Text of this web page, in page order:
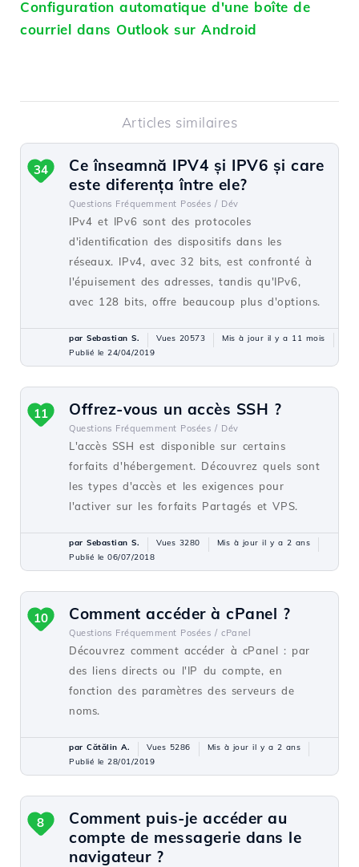
Configuration automatique d'une boîte de
courriel dans Outlook sur Android
Articles similaires
Ce înseamnă IPV4 și IPV6 și care
este diferența între ele?
Questions Fréquemment Posées / Dév
IPv4 et IPv6 sont des protocoles
d'identification des dispositifs dans les
réseaux. IPv4, avec 32 bits, est confronté à
l'épuisement des adresses, tandis qu'IPv6,
avec 128 bits, offre beaucoup plus d'options.
34
par Sebastian S. Vues 20573
Mis à jour il y a 11 mois
Publié le 24/04/2019
Offrez-vous un accès SSH ?
Questions Fréquemment Posées / Dév
L'accès SSH est disponible sur certains
forfaits d'hébergement. Découvrez quels sont
les types d'accès et les exigences pour
l'activer sur les forfaits Partagés et VPS.
11
par Sebastian S. Vues 3280
Mis à jour il y a 2 ans
Publié le 06/07/2018
Comment accéder à cPanel ?
Questions Fréquemment Posées / cPanel
Découvrez comment accéder à cPanel : par
des liens directs ou l'IP du compte, en
fonction des paramètres des serveurs de
noms.
10
par Cătălin A. Vues 5286
Mis à jour il y a 2 ans
Publié le 28/01/2019
Comment puis-je accéder au
compte de messagerie dans le
navigateur ?
8